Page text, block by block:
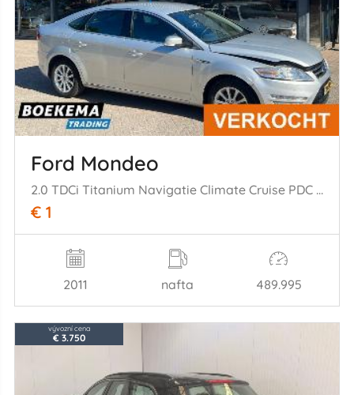
Ford Mondeo
2.0 TDCi Titanium Navigatie Climate Cruise PDC Trekh.
€ 1
2011 nafta 489.995
vývozní cena
€ 3.750